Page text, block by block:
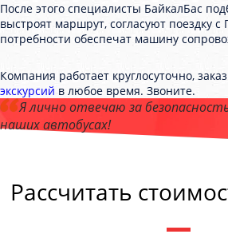
После этого специалисты БайкалБас
выстроят маршрут, согласуют поездку
потребности обеспечат машину
Компания работает круглосуточно,
экскурсий в любое время. Звоните.
Я лично отвечаю за
наших автобусах!
Рассчитать